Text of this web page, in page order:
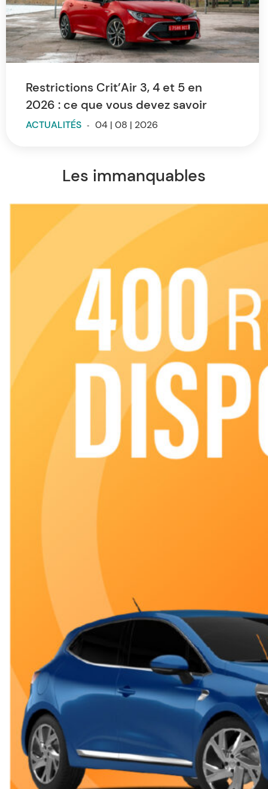
Restrictions Crit’Air 3, 4 et 5 en
2026 : ce que vous devez savoir
ACTUALITÉS - 04 | 08 | 2026
Les immanquables